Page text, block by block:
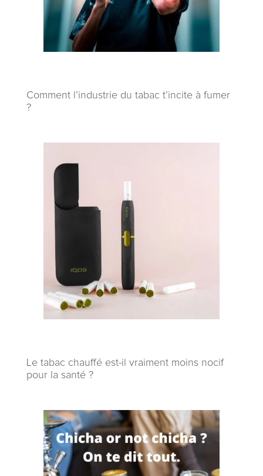
Comment l’industrie du tabac t’incite à fumer
?
Le tabac chauffé est-il vraiment moins nocif
pour la santé ?